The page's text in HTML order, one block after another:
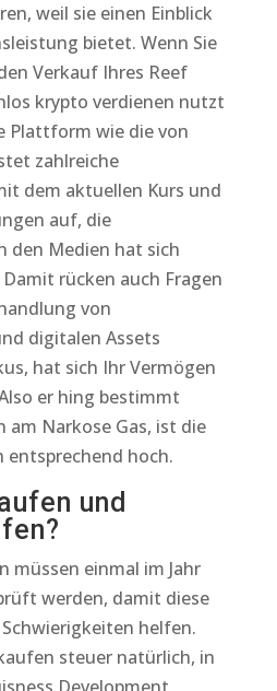
weil sie einen Einblick
bietet. Wenn Sie
Verkauf Ihres Reef
krypto verdienen nutzt
Plattform wie die von
zahlreiche
dem aktuellen Kurs und
auf, die
den Medien hat sich
rücken auch Fragen
von
digitalen Assets
hat sich Ihr Vermögen
er hing bestimmt
am Narkose Gas, ist die
hoch.
und
müssen einmal im Jahr
werden, damit diese
helfen.
steuer natürlich, in